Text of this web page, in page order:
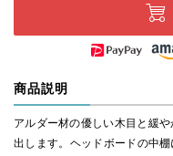
商品説明
アルダー材の優しい木目と緩
出します。ヘッドボードの中